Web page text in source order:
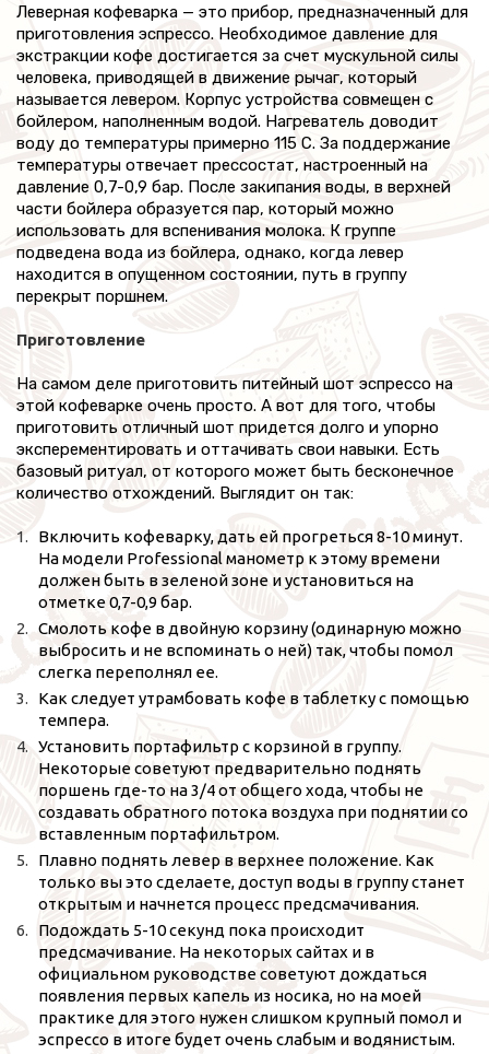
Леверная кофеварка — это прибор, предназначенный для
приготовления эспрессо. Необходимое давление для
экстракции кофе достигается за счет мускульной силы
человека, приводящей в движение рычаг, который
называется левером. Корпус устройства совмещен с
бойлером, наполненным водой. Нагреватель доводит
воду до температуры примерно 115 C. За поддержание
температуры отвечает прессостат, настроенный на
давление 0,7-0,9 бар. После закипания воды, в верхней
части бойлера образуется пар, который можно
использовать для вспенивания молока. К группе
подведена вода из бойлера, однако, когда левер
находится в опущенном состоянии, путь в группу
перекрыт поршнем.
Приготовление
На самом деле приготовить питейный шот эспрессо на
этой кофеварке очень просто. А вот для того, чтобы
приготовить отличный шот придется долго и упорно
эксперементировать и оттачивать свои навыки. Есть
базовый ритуал, от которого может быть бесконечное
количество отхождений. Выглядит он так:
Включить кофеварку, дать ей прогреться 8-10 минут.
На модели Professional манометр к этому времени
должен быть в зеленой зоне и установиться на
отметке 0,7-0,9 бар.
Смолоть кофе в двойную корзину (одинарную можно
выбросить и не вспоминать о ней) так, чтобы помол
слегка переполнял ее.
Как следует утрамбовать кофе в таблетку с помощью
темпера.
Установить портафильтр с корзиной в группу.
Некоторые советуют предварительно поднять
поршень где-то на 3/4 от общего хода, чтобы не
создавать обратного потока воздуха при поднятии со
вставленным портафильтром.
Плавно поднять левер в верхнее положение. Как
только вы это сделаете, доступ воды в группу станет
открытым и начнется процесс предсмачивания.
Подождать 5-10 секунд пока происходит
предсмачивание. На некоторых сайтах и в
официальном руководстве советуют дождаться
появления первых капель из носика, но на моей
практике для этого нужен слишком крупный помол и
эспрессо в итоге будет очень слабым и водянистым.